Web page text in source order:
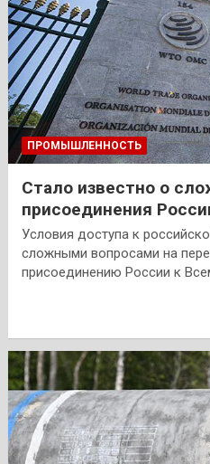
ПРОМЫШЛЕННОСТЬ
Стало известно о
присоединения
Условия доступа к
сложными вопросами на
присоединению России к